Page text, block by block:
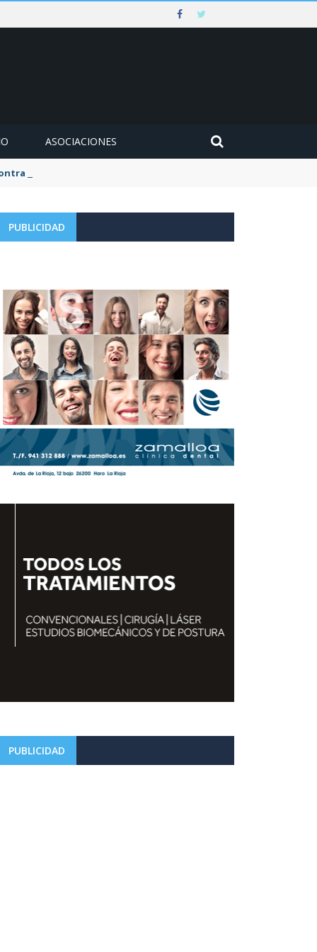
ASOCIACIONES
un muro en Ezcaray
PUBLICIDAD
PUBLICIDAD